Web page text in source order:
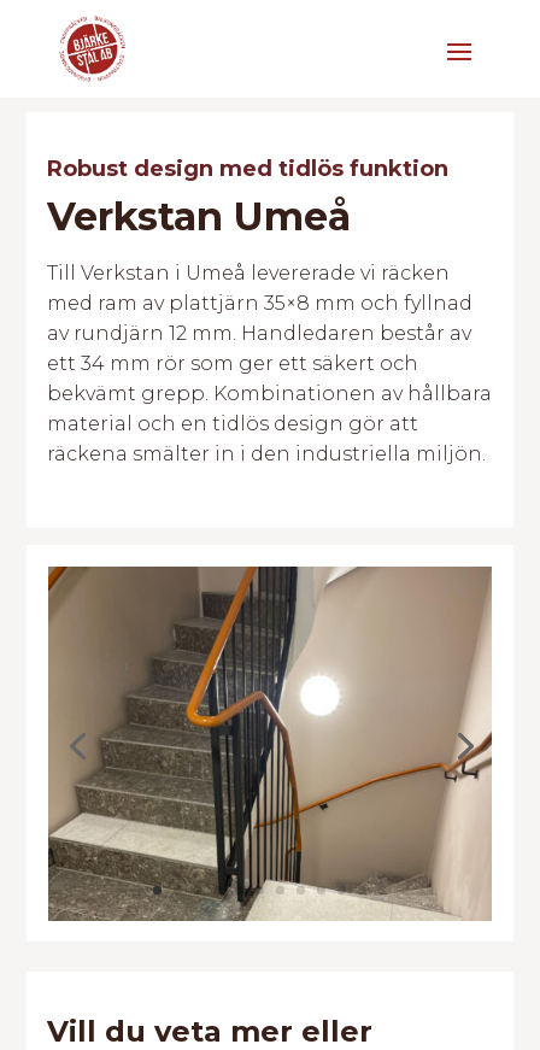
Robust design med tidlös funktion
Verkstan Umeå
Till Verkstan i Umeå levererade vi räcken
med ram av plattjärn 35×8 mm och fyllnad
av rundjärn 12 mm. Handledaren består av
ett 34 mm rör som ger ett säkert och
bekvämt grepp. Kombinationen av hållbara
material och en tidlös design gör att
räckena smälter in i den industriella miljön.
Vill du veta mer eller